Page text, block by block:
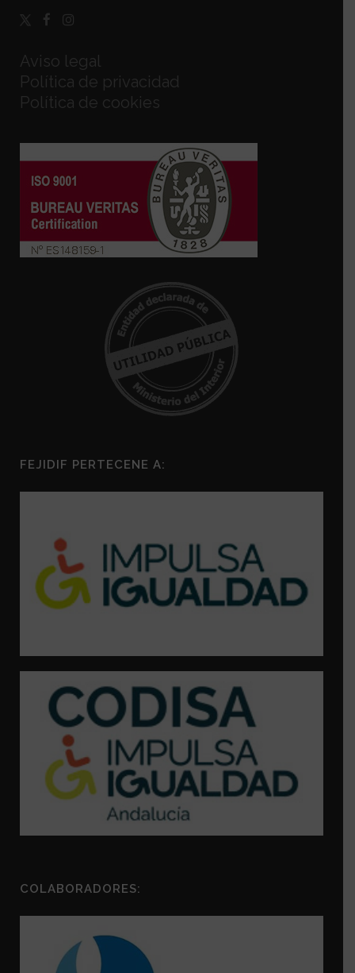
Aviso legal
Política de privacidad
Política de cookies
FEJIDIF PERTECENE A:
COLABORADORES: